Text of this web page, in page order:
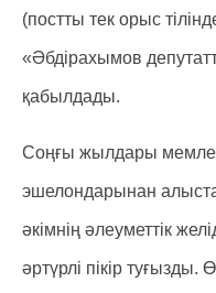
(постты тек орыс
«Әбдірахымов
қабылдады.
Соңғы жылдары
эшелондарынан
әкімнің әлеуметтік
әртүрлі пікір